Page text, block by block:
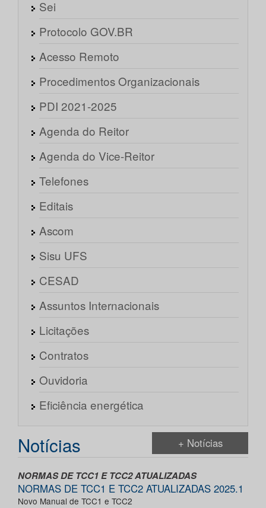
Sei
Protocolo GOV.BR
Acesso Remoto
Procedimentos Organizacionais
PDI 2021-2025
Agenda do Reitor
Agenda do Vice-Reitor
Telefones
Editais
Ascom
Sisu UFS
CESAD
Assuntos Internacionais
Licitações
Contratos
Ouvidoria
Eficiência energética
Notícias + Notícias
NORMAS DE TCC1 E TCC2 ATUALIZADAS
NORMAS DE TCC1 E TCC2 ATUALIZADAS 2025.1
Novo Manual de TCC1 e TCC2